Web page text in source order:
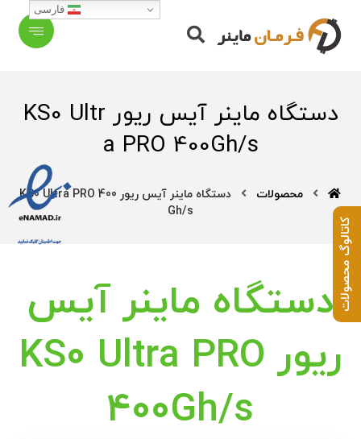
دستگاه ماینر آیس ریور KS0 Ultr
a PRO 400Gh/s
محصولات
دستگاه ماینر آیس ریور KS0 Ultra PRO 400
Gh/s
دستگاه ماینر آیس
ریور KS0 Ultra PRO
400Gh/s
فارسی
کاتالوگ محصولات